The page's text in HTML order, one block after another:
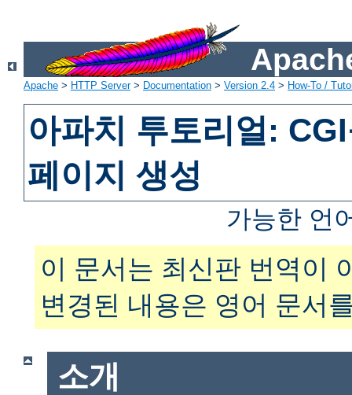
Apache > HTTP Server> Documentation > Version 2.4 > How-To /
아파치 투토리얼:
페이지 생성
가능한 언
이 문서는 최신판 번역이
변경된 내용은 영어 문서
소개